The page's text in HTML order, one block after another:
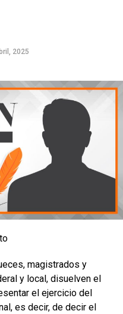
2025
magistrados y
y local, disuelven el
el ejercicio del
es decir, de decir el